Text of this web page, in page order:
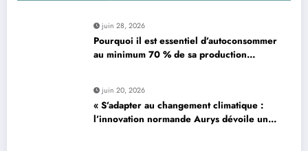
juin 28, 2026
Pourquoi il est essentiel d’autoconsommer
au minimum 70 % de sa production
juin 20, 2026
« S’adapter au changement climatique :
l’innovation normande Aurys dévoile un